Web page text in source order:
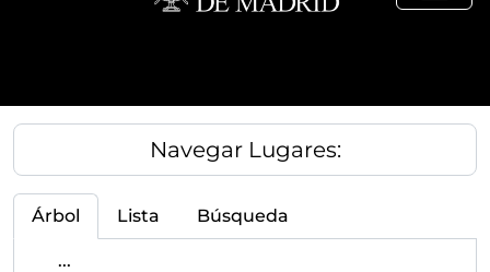
Navegar Lugares:
Árbol Lista Búsqueda
...